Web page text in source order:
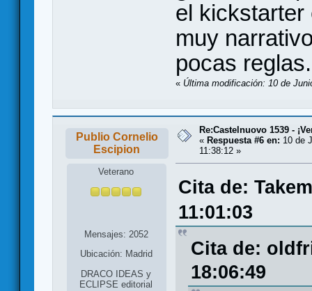
el kickstarter
muy
pocas
« Última modificación: 10 de
Publio Cornelio
Escipion
Veterano
Mensajes: 2052
Ubicación: Madrid
DRACO IDEAS y
ECLIPSE editorial
Re:Castelnuovo 1539 -
« Respuesta #6 en: 10 de
11:38:12 »
Cita de:
11:01:03
Cita de:
18:06:49